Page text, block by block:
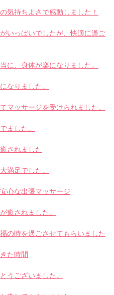
気持ちよさで感動しました！
いっぱいでしたが、快適に過ご
に、身体が楽になりました。
なりました。
マッサージを受けられました。
ました。
されました
満足でした。
心な出張マッサージ
癒されました。
の時を過ごさせてもらいました
た時間
うございました。